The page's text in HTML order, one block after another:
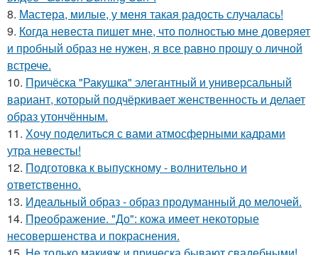
8. Мастера, милые, у меня такая радость случалась!
9. Когда невеста пишет мне, что полностью мне доверяет
и пробный образ не нужен, я все равно прошу о личной
встрече.
10. Причёска "Ракушка" элегантный и универсальный
вариант, который подчёркивает женственность и делает
образ утончённым.
11. Хочу поделиться с вами атмосферными кадрами
утра невесты!
12. Подготовка к выпускному - волнительно и
ответственно.
13. Идеальный образ - образ продуманный до мелочей.
14. Преображение. "До": кожа имеет некоторые
несовершенства и покраснения.